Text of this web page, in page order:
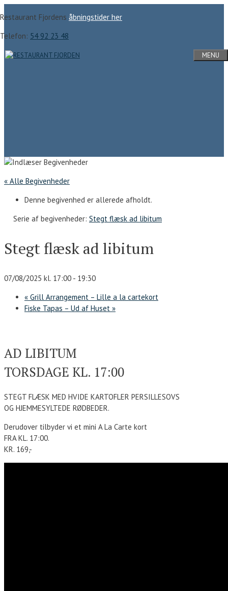
til
indhold
Restaurant Fjordens åbningstider her
Telefon: 54 92 23 48
MENU
« Alle Begivenheder
Denne begivenhed er allerede afholdt.
Serie af begivenheder: Stegt flæsk ad libitum
Stegt flæsk ad libitum
07/08/2025 kl. 17:00 - 19:30
« Grill Arrangement – Lille a la cartekort
Fiske Tapas – Ud af Huset »
AD LIBITUM
TORSDAGE KL. 17:00
STEGT FLÆSK MED HVIDE KARTOFLER PERSILLESOVS
OG HJEMMESYLTEDE RØDBEDER.
Derudover tilbyder vi et mini A La Carte kort
FRA KL. 17:00.
KR. 169,-